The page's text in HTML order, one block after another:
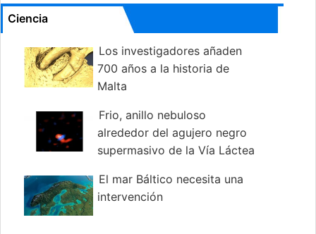
Ciencia
Los investigadores añaden
700 años a la historia de
Malta
Frio, anillo nebuloso
alrededor del agujero negro
supermasivo de la Vía Láctea
El mar Báltico necesita una
intervención